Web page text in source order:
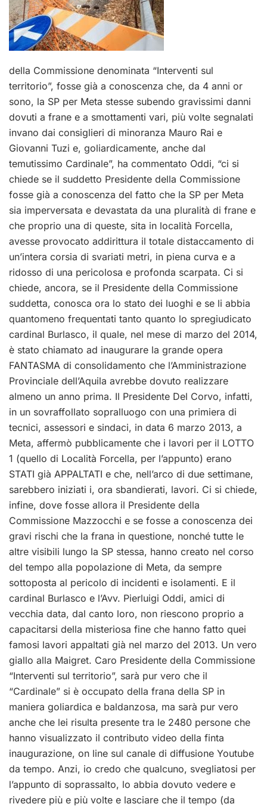
della Commissione denominata “Interventi sul
territorio”, fosse già a conoscenza che, da 4 anni or
sono, la SP per Meta stesse subendo gravissimi danni
dovuti a frane e a smottamenti vari, più volte segnalati
invano dai consiglieri di minoranza Mauro Rai e
Giovanni Tuzi e, goliardicamente, anche dal
temutissimo Cardinale”, ha commentato Oddi, “ci si
chiede se il suddetto Presidente della Commissione
fosse già a conoscenza del fatto che la SP per Meta
sia imperversata e devastata da una pluralità di frane e
che proprio una di queste, sita in località Forcella,
avesse provocato addirittura il totale distaccamento di
un’intera corsia di svariati metri, in piena curva e a
ridosso di una pericolosa e profonda scarpata. Ci si
chiede, ancora, se il Presidente della Commissione
suddetta, conosca ora lo stato dei luoghi e se li abbia
quantomeno frequentati tanto quanto lo spregiudicato
cardinal Burlasco, il quale, nel mese di marzo del 2014,
è stato chiamato ad inaugurare la grande opera
FANTASMA di consolidamento che l’Amministrazione
Provinciale dell’Aquila avrebbe dovuto realizzare
almeno un anno prima. Il Presidente Del Corvo, infatti,
in un sovraffollato sopralluogo con una primiera di
tecnici, assessori e sindaci, in data 6 marzo 2013, a
Meta, affermò pubblicamente che i lavori per il LOTTO
1 (quello di Località Forcella, per l’appunto) erano
STATI già APPALTATI e che, nell’arco di due settimane,
sarebbero iniziati i, ora sbandierati, lavori. Ci si chiede,
infine, dove fosse allora il Presidente della
Commissione Mazzocchi e se fosse a conoscenza dei
gravi rischi che la frana in questione, nonché tutte le
altre visibili lungo la SP stessa, hanno creato nel corso
del tempo alla popolazione di Meta, da sempre
sottoposta al pericolo di incidenti e isolamenti. E il
cardinal Burlasco e l’Avv. Pierluigi Oddi, amici di
vecchia data, dal canto loro, non riescono proprio a
capacitarsi della misteriosa fine che hanno fatto quei
famosi lavori appaltati già nel marzo del 2013. Un vero
giallo alla Maigret. Caro Presidente della Commissione
“Interventi sul territorio”, sarà pur vero che il
“Cardinale” si è occupato della frana della SP in
maniera goliardica e baldanzosa, ma sarà pur vero
anche che lei risulta presente tra le 2480 persone che
hanno visualizzato il contributo video della finta
inaugurazione, on line sul canale di diffusione Youtube
da tempo. Anzi, io credo che qualcuno, svegliatosi per
l’appunto di soprassalto, lo abbia dovuto vedere e
rivedere più e più volte e lasciare che il tempo (da